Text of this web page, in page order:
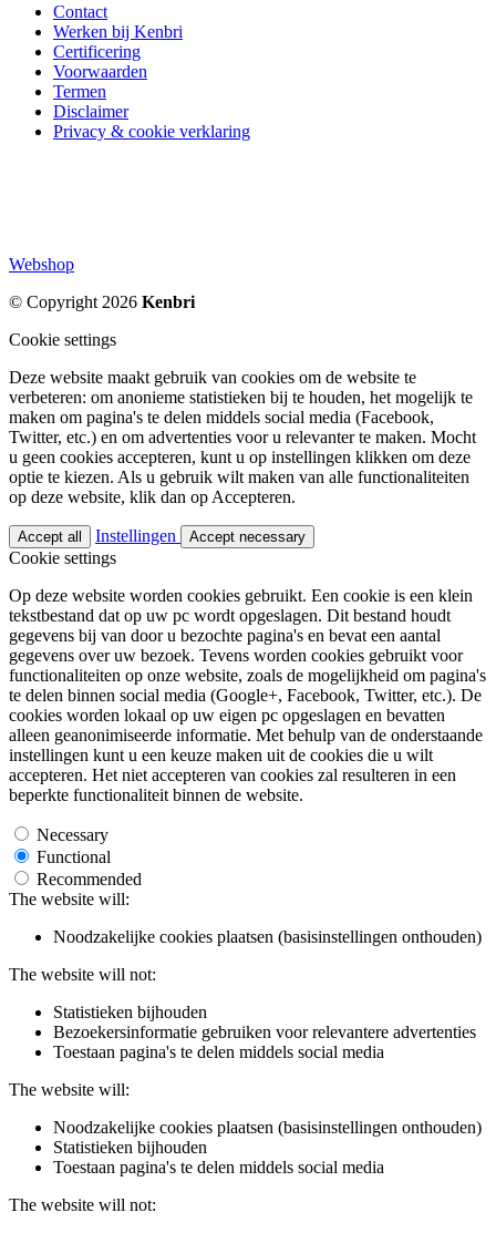
Contact
Werken bij Kenbri
Certificering
Voorwaarden
Termen
Disclaimer
Privacy & cookie verklaring
Webshop
© Copyright 2026 Kenbri
Cookie settings
Deze website maakt gebruik van cookies om de website te
verbeteren: om anonieme statistieken bij te houden, het mogelijk te
maken om pagina's te delen middels social media (Facebook,
Twitter, etc.) en om advertenties voor u relevanter te maken. Mocht
u geen cookies accepteren, kunt u op instellingen klikken om deze
optie te kiezen. Als u gebruik wilt maken van alle functionaliteiten
op deze website, klik dan op Accepteren.
Accept all Instellingen Accept necessary
Cookie settings
Op deze website worden cookies gebruikt. Een cookie is een klein
tekstbestand dat op uw pc wordt opgeslagen. Dit bestand houdt
gegevens bij van door u bezochte pagina's en bevat een aantal
gegevens over uw bezoek. Tevens worden cookies gebruikt voor
functionaliteiten op onze website, zoals de mogelijkheid om pagina's
te delen binnen social media (Google+, Facebook, Twitter, etc.). De
cookies worden lokaal op uw eigen pc opgeslagen en bevatten
alleen geanonimiseerde informatie. Met behulp van de onderstaande
instellingen kunt u een keuze maken uit de cookies die u wilt
accepteren. Het niet accepteren van cookies zal resulteren in een
beperkte functionaliteit binnen de website.
Necessary
Functional
Recommended
The website will:
Noodzakelijke cookies plaatsen (basisinstellingen onthouden)
The website will not:
Statistieken bijhouden
Bezoekersinformatie gebruiken voor relevantere advertenties
Toestaan pagina's te delen middels social media
The website will:
Noodzakelijke cookies plaatsen (basisinstellingen onthouden)
Statistieken bijhouden
Toestaan pagina's te delen middels social media
The website will not: